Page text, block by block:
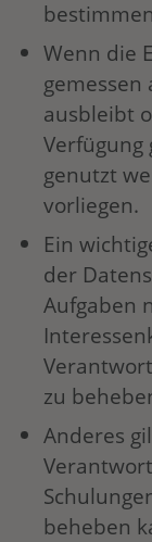
Wenn die
gemessen
ausbleibt
Verfügung
genutzt
vorliegen.
Ein
der
Aufgaben
zu
Anderes
beheben